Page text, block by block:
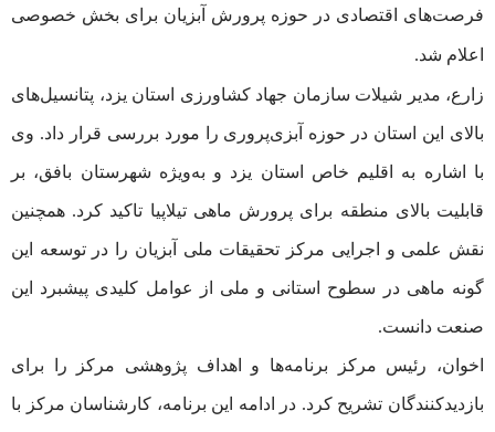
فرصت‌های اقتصادی در حوزه پرورش آبزیان برای بخش خصوصی
اعلام شد.
زارع، مدیر شیلات سازمان جهاد کشاورزی استان یزد، پتانسیل‌های
بالای این استان در حوزه آبزی‌پروری را مورد بررسی قرار داد. وی
با اشاره به اقلیم خاص استان یزد و به‌ویژه شهرستان بافق، بر
قابلیت بالای منطقه برای پرورش ماهی تیلاپیا تاکید کرد. همچنین
نقش علمی و اجرایی مرکز تحقیقات ملی آبزیان را در توسعه این
گونه ماهی در سطوح استانی و ملی از عوامل کلیدی پیشبرد این
صنعت دانست.
اخوان، رئیس مرکز برنامه‌ها و اهداف پژوهشی مرکز را برای
بازدیدکنندگان تشریح کرد. در ادامه این برنامه، کارشناسان مرکز با